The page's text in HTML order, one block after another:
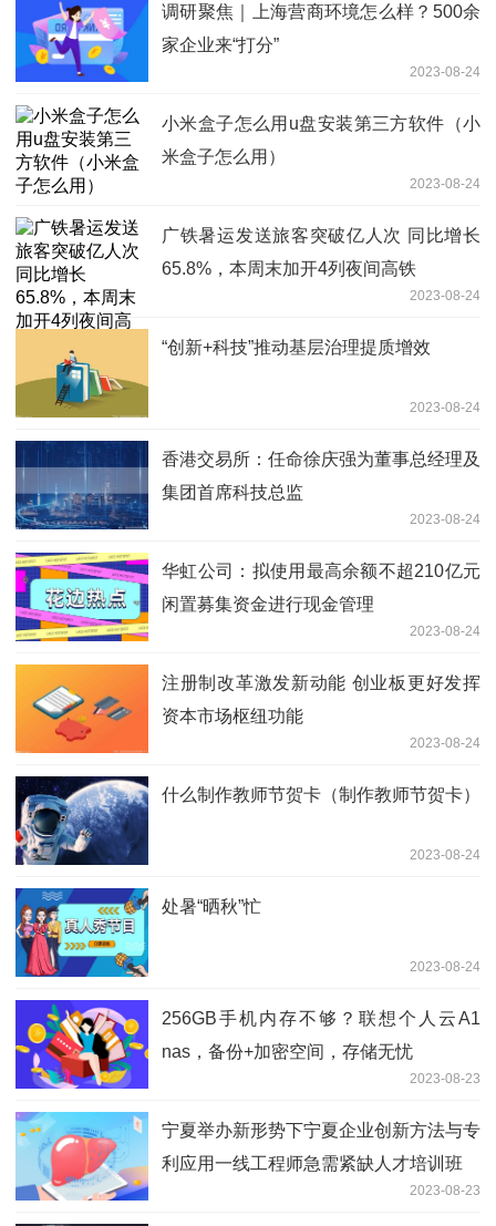
调研聚焦｜上海营商环境怎么样？500余
家企业来“打分”
2023-08-24
小米盒子怎么用u盘安装第三方软件（小
米盒子怎么用）
2023-08-24
广铁暑运发送旅客突破亿人次 同比增长
65.8%，本周末加开4列夜间高铁
2023-08-24
“创新+科技”推动基层治理提质增效
2023-08-24
香港交易所：任命徐庆强为董事总经理及
集团首席科技总监
2023-08-24
华虹公司：拟使用最高余额不超210亿元
闲置募集资金进行现金管理
2023-08-24
注册制改革激发新动能 创业板更好发挥
资本市场枢纽功能
2023-08-24
什么制作教师节贺卡（制作教师节贺卡）
2023-08-24
处暑“晒秋”忙
2023-08-24
256GB手机内存不够？联想个人云A1
nas，备份+加密空间，存储无忧
2023-08-23
宁夏举办新形势下宁夏企业创新方法与专
利应用一线工程师急需紧缺人才培训班
2023-08-23